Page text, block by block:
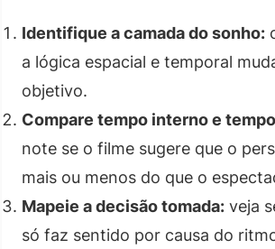
Identifique a camada do sonho:
a lógica espacial e temporal
objetivo.
Compare tempo interno e
note se o filme sugere que o
mais ou menos do que o
Mapeie a decisão tomada: veja
só faz sentido por causa do